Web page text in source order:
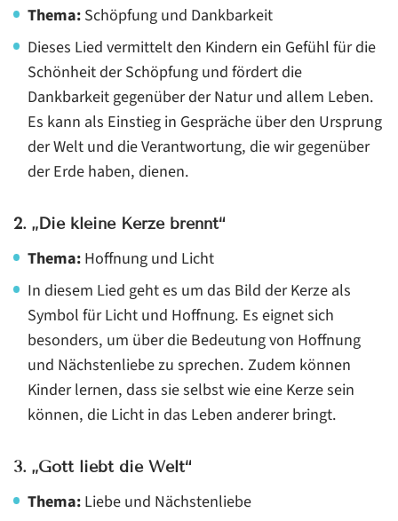
Thema:Schöpfung und Dankbarkeit
Dieses Lied vermittelt den Kindern ein Gefühl für die
Schönheit der Schöpfung und fördert die
Dankbarkeit gegenüber der Natur und allem Leben.
Es kann als Einstieg in Gespräche über den Ursprung
der Welt und die Verantwortung, die wir gegenüber
der Erde haben, dienen.
2. „Die kleine Kerze brennt“
Thema:Hoffnung und Licht
In diesem Lied geht es um das Bild der Kerze als
Symbol für Licht und Hoffnung. Es eignet sich
besonders, um über die Bedeutung von Hoffnung
und Nächstenliebe zu sprechen. Zudem können
Kinder lernen, dass sie selbst wie eine Kerze sein
können, die Licht in das Leben anderer bringt.
3. „Gott liebt die Welt“
Thema:Liebe und Nächstenliebe